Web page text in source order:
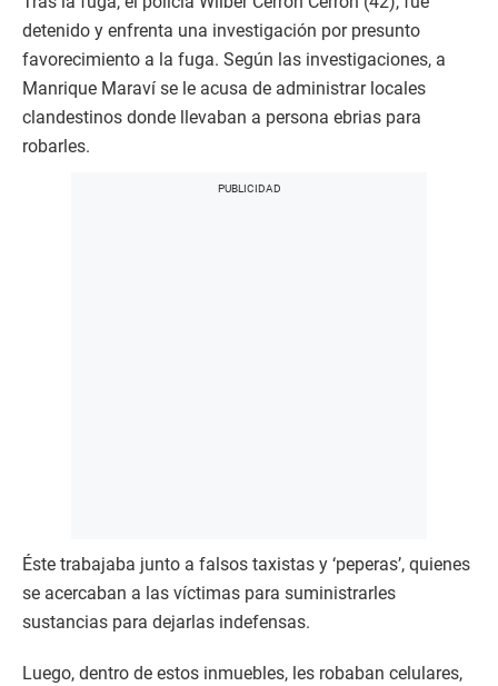
detenido y enfrenta una investigación por presunto
favorecimiento a la fuga. Según las investigaciones, a
Manrique Maraví se le acusa de administrar locales
clandestinos donde llevaban a persona ebrias para
robarles.
Éste trabajaba junto a falsos taxistas y ‘peperas’, quienes
se acercaban a las víctimas para suministrarles
sustancias para dejarlas indefensas.
Luego, dentro de estos inmuebles, les robaban celulares,